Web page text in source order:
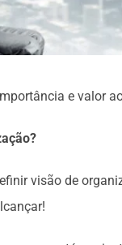
e valor
visão de